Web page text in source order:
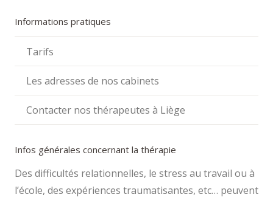
Informations pratiques
Tarifs
Les adresses de nos cabinets
Contacter nos thérapeutes à Liège
Infos générales concernant la thérapie
Des difficultés relationnelles, le stress au travail ou à
l’école, des expériences traumatisantes, etc… peuvent